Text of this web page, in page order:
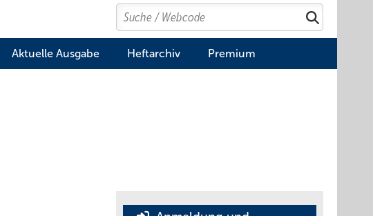
Search
Suchen
Aktuelle Ausgabe Heftarchiv Premium